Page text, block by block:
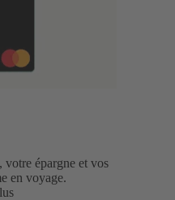
votre épargne et vos
en voyage.